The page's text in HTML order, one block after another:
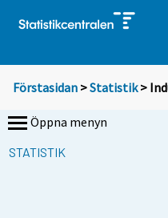
Förstasidan >Statistik >
Öppna menyn
STATISTIK